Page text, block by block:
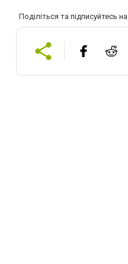
Поділіться та підписуйтесь